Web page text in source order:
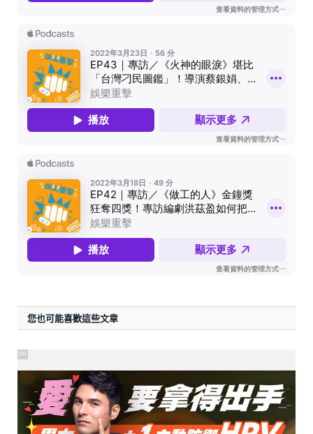
您也可能喜歡這些文章
PR